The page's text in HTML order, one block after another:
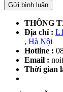
Gửi bình luận
THÔNG
Địa chỉ :
, Hà Nội
Hotline :
Email :
Thời gian